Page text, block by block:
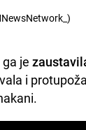
je
i